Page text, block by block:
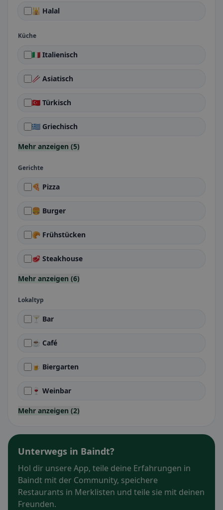
🕌 Halal
Küche
🇮🇹 Italienisch
🥢 Asiatisch
🇹🇷 Türkisch
🇬🇷 Griechisch
Mehr anzeigen (5)
Gerichte
🍕 Pizza
🍔 Burger
🥐 Frühstücken
🥩 Steakhouse
Mehr anzeigen (6)
Lokaltyp
🍸 Bar
☕ Café
🍺 Biergarten
🍷 Weinbar
Mehr anzeigen (2)
Unterwegs in Baindt?
Hol dir unsere App, teile deine Erfahrungen in
Baindt mit der Community, speichere
Restaurants in Merklisten und teile sie mit deinen
Freunden.